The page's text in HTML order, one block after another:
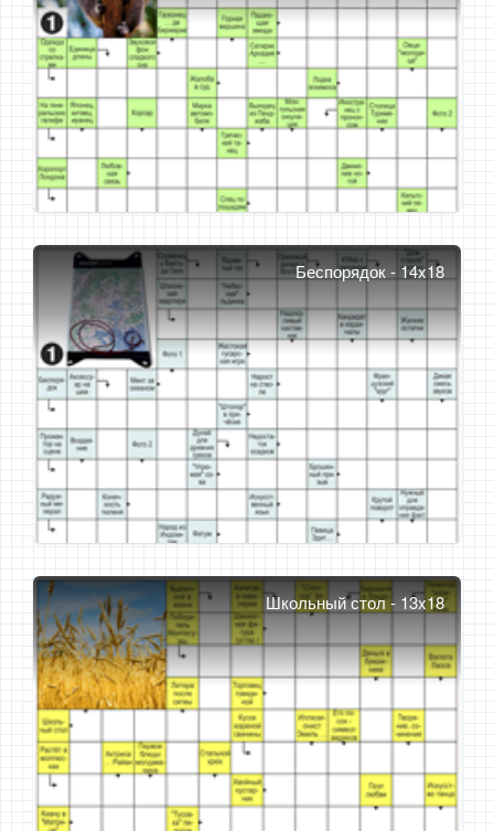
Беспорядок - 14x18
Школьный стол - 13x18